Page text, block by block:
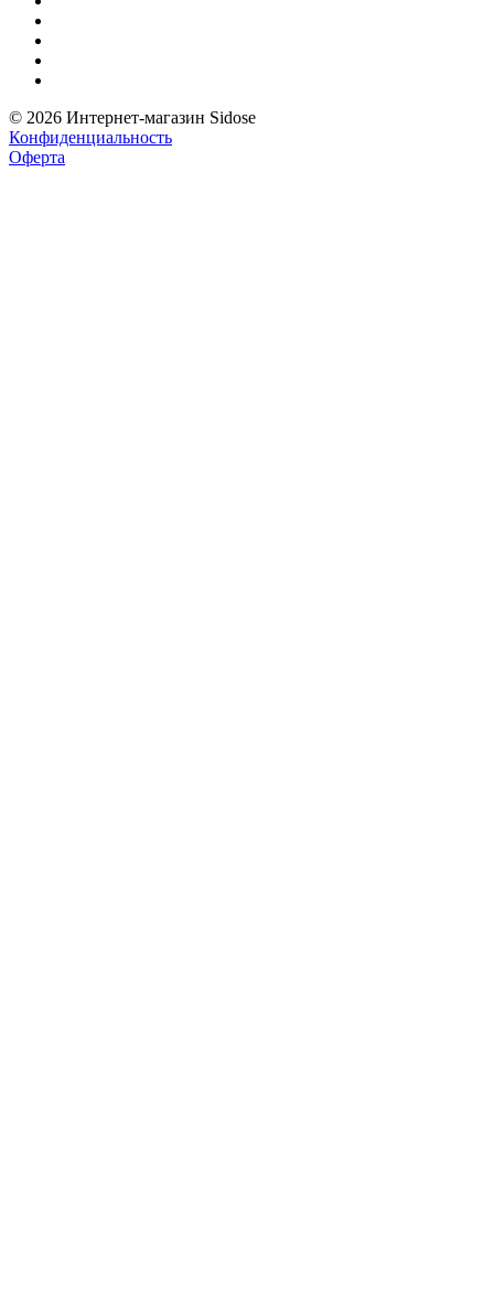
© 2026 Интернет-магазин Sidose
Конфиденциальность
Оферта